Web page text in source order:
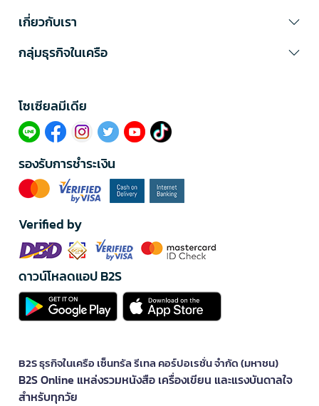
เกี่ยวกับเรา
กลุ่มธุรกิจในเครือ
โซเซียลมีเดีย​
รองรับการชำระเงิน
Verified by
ดาวน์โหลดแอป B2S
B2S ธุรกิจในเครือ เซ็นทรัล รีเทล คอร์ปอเรชั่น จำกัด (มหาชน)
B2S Online แหล่งรวมหนังสือ เครื่องเขียน และแรงบันดาลใจ
สำหรับทุกวัย